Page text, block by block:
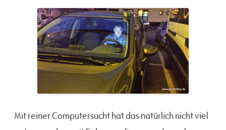
Mit reiner Computersucht hat das natürlich nicht viel